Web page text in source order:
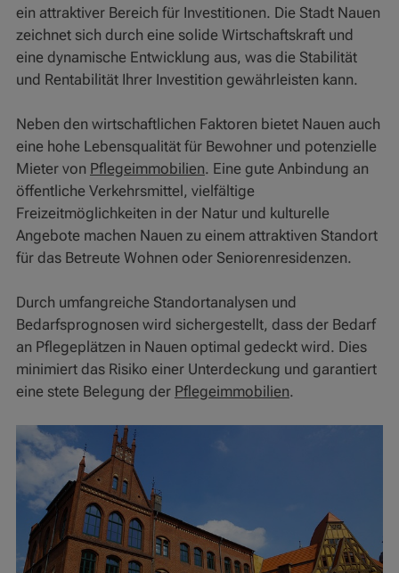
ein attraktiver Bereich für Investitionen. Die Stadt Nauen
zeichnet sich durch eine solide Wirtschaftskraft und
eine dynamische Entwicklung aus, was die Stabilität
und Rentabilität Ihrer Investition gewährleisten kann.
Neben den wirtschaftlichen Faktoren bietet Nauen auch
eine hohe Lebensqualität für Bewohner und potenzielle
Mieter von Pflegeimmobilien. Eine gute Anbindung an
öffentliche Verkehrsmittel, vielfältige
Freizeitmöglichkeiten in der Natur und kulturelle
Angebote machen Nauen zu einem attraktiven Standort
für das Betreute Wohnen oder Seniorenresidenzen.
Durch umfangreiche Standortanalysen und
Bedarfsprognosen wird sichergestellt, dass der Bedarf
an Pflegeplätzen in Nauen optimal gedeckt wird. Dies
minimiert das Risiko einer Unterdeckung und garantiert
eine stete Belegung der Pflegeimmobilien.